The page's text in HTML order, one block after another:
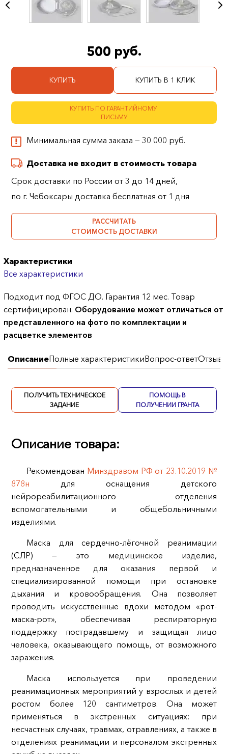
500 руб.
КУПИТЬ КУПИТЬ В 1 КЛИК
КУПИТЬ ПО ГАРАНТИЙНОМУ
ПИСЬМУ
Минимальная сумма заказа — 30 000 руб.
Доставка не входит в стоимость товара
Срок доставки по России от 3 до 14 дней,
по г. Чебоксары доставка бесплатная от 1 дня
РАССЧИТАТЬ
СТОИМОСТЬ ДОСТАВКИ
Характеристики
Все характеристики
Подходит под ФГОС ДО. Гарантия 12 мес. Товар
сертифицирован. Оборудование может отличаться от
представленного на фото по комплектации и
расцветке элементов
ОписаниеПолные характеристикиВопрос-ответОтзывы
ПОЛУЧИТЬ ТЕХНИЧЕСКОЕ
ЗАДАНИЕ
ПОМОЩЬ В
ПОЛУЧЕНИИ ГРАНТА
Описание товара:
Рекомендован Минздравом РФ от 23.10.2019 №
878н для оснащения детского
нейрореабилитационного отделения
вспомогательными и общебольничными
изделиями.
Маска для сердечно-лёгочной реанимации
(СЛР) — это медицинское изделие,
предназначенное для оказания первой и
специализированной помощи при остановке
дыхания и кровообращения. Она позволяет
проводить искусственные вдохи методом «рот-
маска-рот», обеспечивая респираторную
поддержку пострадавшему и защищая лицо
человека, оказывающего помощь, от возможного
заражения.
Маска используется при проведении
реанимационных мероприятий у взрослых и детей
ростом более 120 сантиметров. Она может
применяться в экстренных ситуациях: при
несчастных случаях, травмах, отравлениях, а также в
отделениях реанимации и персоналом экстренных